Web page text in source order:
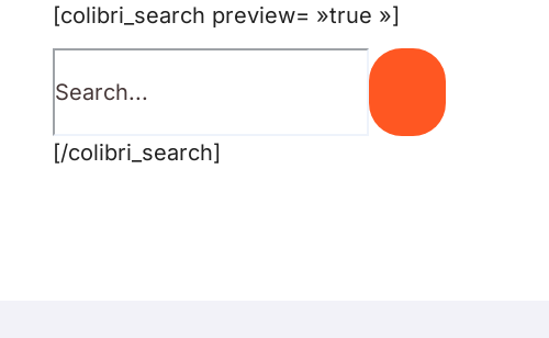
[colibri_search preview= »true »]
[/colibri_search]